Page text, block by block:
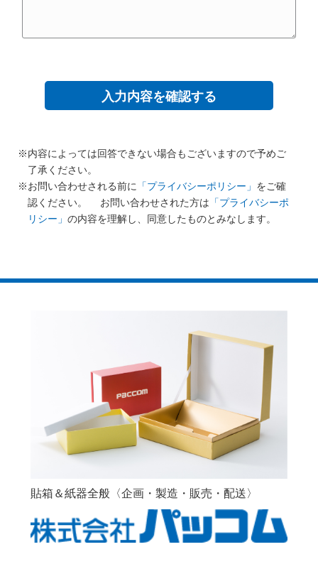
※内容によっては回答できない場合もございますので予めご
了承ください。
※お問い合わせされる前に 「プライバシーポリシー」 をご確
認ください。
お問い合わせされた方は 「プライバシーポ
リシー」 の内容を理解し、同意したものとみなします。
貼箱＆紙器全般〈企画・製造・販売・配送〉